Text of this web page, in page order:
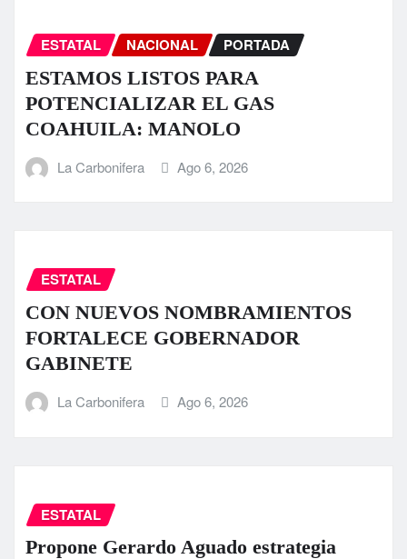
ESTATAL NACIONAL PORTADA
ESTAMOS LISTOS PARA
POTENCIALIZAR EL GAS
COAHUILA: MANOLO
La Carbonifera Ago 6, 2026
ESTATAL
CON NUEVOS NOMBRAMIENTOS
FORTALECE GOBERNADOR
GABINETE
La Carbonifera Ago 6, 2026
ESTATAL
Propone Gerardo Aguado estrategia